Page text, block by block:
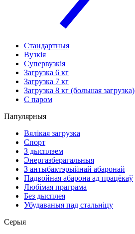
Стандартныя
Вузкія
Супервузкія
Загрузка 6 кг
Загрузка 7 кг
Загрузка 8 кг (большая загрузка)
С паром
Папулярныя
Вялікая загрузка
Спорт
З дысплэем
Энергазберагальныя
З антыбактэрыйнай абаронай
Падвойная абарона ад працёкаў
Любімая праграма
Без дысплея
Убудаваныя пад стальніцу
Серыя